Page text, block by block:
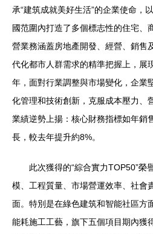
承“建筑成就美好生活”的企業使命，
國范圍內打造了多個標志性的住宅、
營業務涵蓋房地產開發、經營、銷售
代化都市人群需求的精準把握上，展
年，面對行業調整與市場變化，企業
化管理和技術創新，克服成本壓力、
業績逆勢上揚：核心財務指標如年銷
長，較去年提升約8%。
此次獲得的“綜合實力TOP50”榮
模、工程質量、市場營運效率、社會
面。特別是在綠色建筑和智能社區方
能耗施工工藝，旗下五個項目期內獲